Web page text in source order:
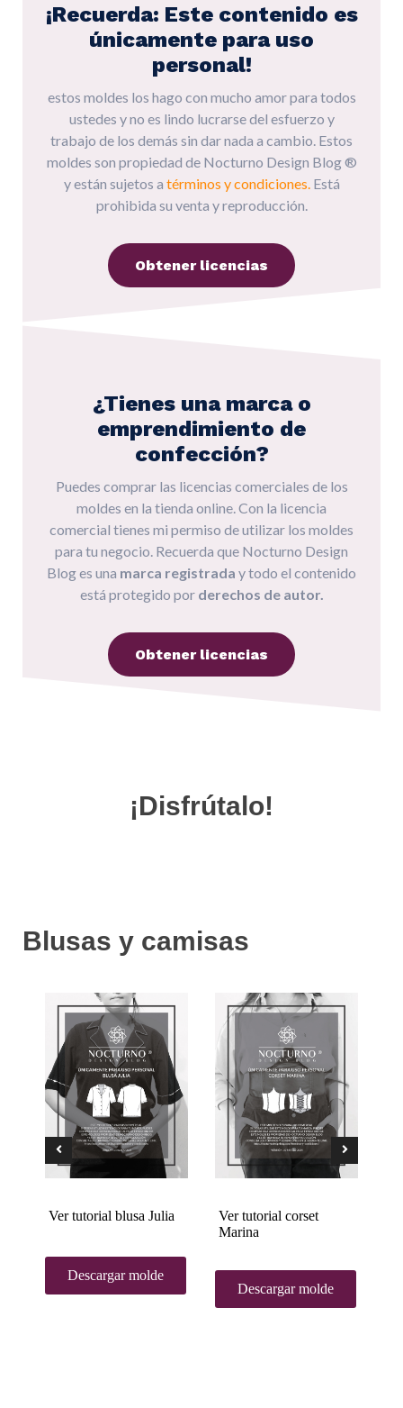
¡Recuerda: Este contenido es
únicamente para uso
personal!
estos moldes los hago con mucho amor para todos
ustedes y no es lindo lucrarse del esfuerzo y
trabajo de los demás sin dar nada a cambio. Estos
moldes son propiedad de Nocturno Design Blog ®
y están sujetos a términos y condiciones.Está
prohibida su venta y reproducción.
Obtener licencias
¿Tienes una marca o
emprendimiento de
confección?
Puedes comprar las licencias comerciales de los
moldes en la tienda online. Con la licencia
comercial tienes mi permiso de utilizar los moldes
para tu negocio. Recuerda que Nocturno Design
Blog es una marca registrada y todo el contenido
está protegido por derechos de autor.
Obtener licencias
¡Disfrútalo!
Blusas y camisas
Ver tutorial blusa Julia
Descargar molde
Ver tutorial corset
Marina
Descargar molde